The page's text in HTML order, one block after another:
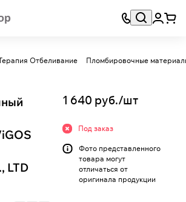
Отбеливание Пломбировочные
LTD
1 640 руб./шт
Под заказ
Фото представленного
товара могут
отличаться от
оригинала продукции